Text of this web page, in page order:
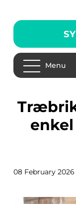
Menu
Træbriketter effektiv og
08 February 2026